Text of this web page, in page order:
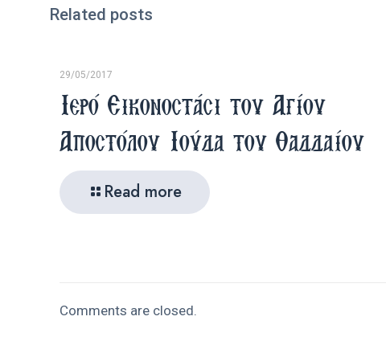
Related posts
29/05/2017
Ιερό Εικονοστάσι του Αγίου
Αποστόλου Ιούδα του Θαδδαίου
Read more
Comments are closed.